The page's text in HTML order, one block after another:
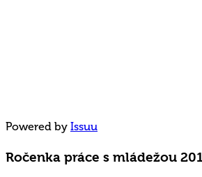
Powered by Issuu
Ročenka práce s mládežou